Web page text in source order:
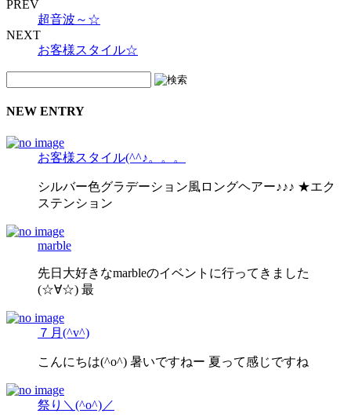
PREV
超音波～☆
NEXT
お客様スタイル☆
NEW ENTRY
お客様スタイル(^^♪。。。
シルバー色グラデーション風ロングヘアー♪♪♪ ★エク
ステンション
marble
先日大好きなmarbleのイベントに行ってきました
(☆∀☆) 最
７月(^v^)
こんにちは(^o^) 暑いですねー 夏って感じですね
祭り＼(^o^)／